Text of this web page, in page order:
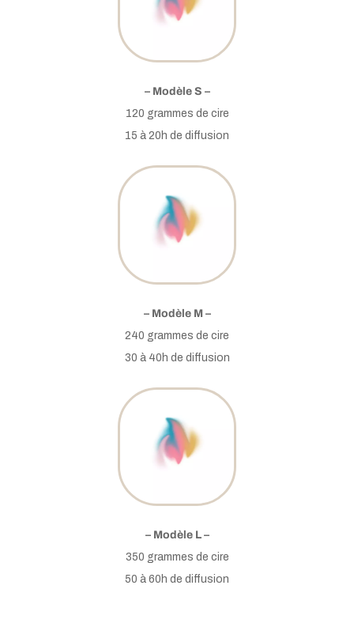
– Modèle S –
120 grammes de cire
15 à 20h de diffusion
– Modèle M –
240 grammes de cire
30 à 40h de diffusion
– Modèle L –
350 grammes de cire
50 à 60h de diffusion